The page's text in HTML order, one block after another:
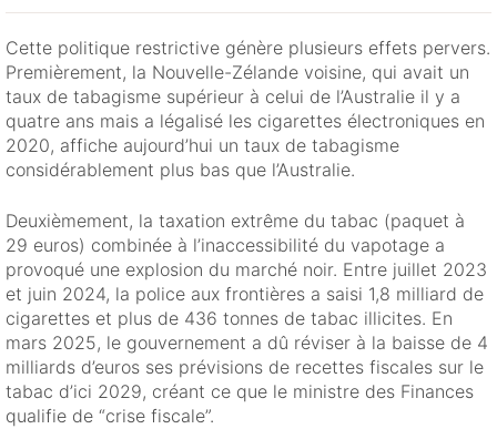
Cette politique restrictive génère plusieurs effets pervers.
Premièrement, la Nouvelle-Zélande voisine, qui avait un
taux de tabagisme supérieur à celui de l’Australie il y a
quatre ans mais a légalisé les cigarettes électroniques en
2020, affiche aujourd’hui un taux de tabagisme
considérablement plus bas que l’Australie.
Deuxièmement, la taxation extrême du tabac (paquet à
29 euros) combinée à l’inaccessibilité du vapotage a
provoqué une explosion du marché noir. Entre juillet 2023
et juin 2024, la police aux frontières a saisi 1,8 milliard de
cigarettes et plus de 436 tonnes de tabac illicites. En
mars 2025, le gouvernement a dû réviser à la baisse de 4
milliards d’euros ses prévisions de recettes fiscales sur le
tabac d’ici 2029, créant ce que le ministre des Finances
qualifie de “crise fiscale”.